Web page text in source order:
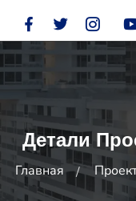
Детали
Главная